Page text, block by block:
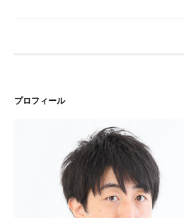
プロフィール